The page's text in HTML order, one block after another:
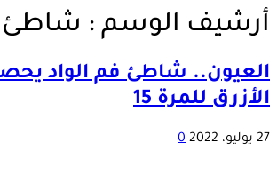
أرشيف الوسم : شاطئ
العيون.. شاطئ فم الواد
الأزرق للمرة 15
27 يوليو، 2022 0